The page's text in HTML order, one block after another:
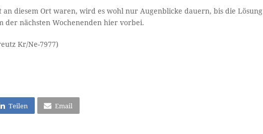
an diesem Ort waren, wird es wohl nur Augenblicke dauern, bis die Lösung
der nächsten Wochenenden hier vorbei.
Kr/Ne-7977)
Teilen Email